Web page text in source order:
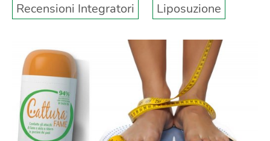
Recensioni Integratori Liposuzione